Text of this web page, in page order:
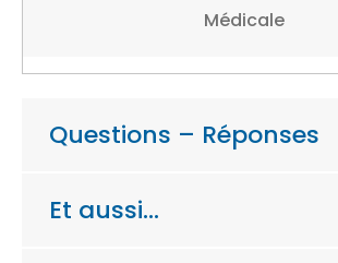
Médicale
Questions – Réponses
Et aussi…